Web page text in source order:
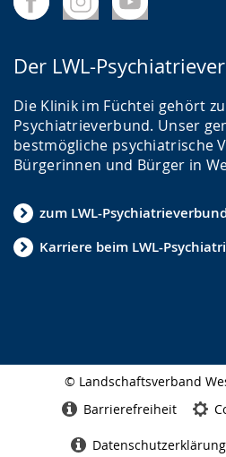
Der LWL-
Die Klinik im Füchtei gehört
Psychiatrieverbund. Unser
bestmögliche psychiatrische
Bürgerinnen und Bürger in
zum LWL-
Karriere beim LWL-
© Landschaftsverband
Barrierefreiheit
Datenschutzerklärung